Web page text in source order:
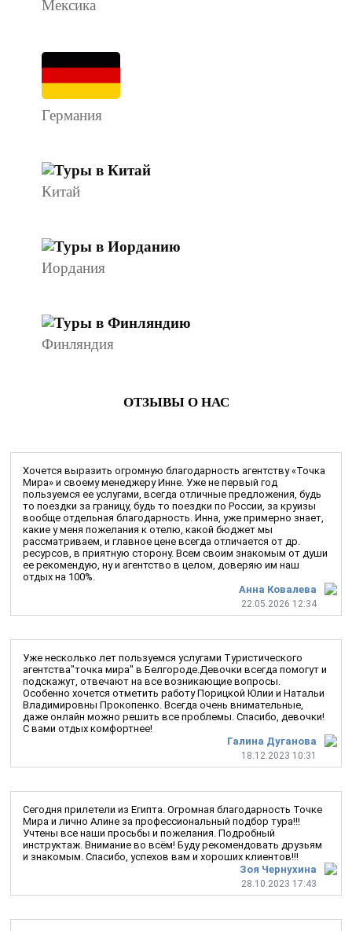
Мексика
Германия
Китай
Иордания
Финляндия
ОТЗЫВЫ О НАС
Анна Ковалева
22.05.2026 12:34
Хочется выразить огромную благодарность агентству «Точка
Мира» и своему менеджеру Инне. Уже не первый год
пользуемся ее услугами, всегда отличные предложения, будь
то поездки за границу, будь то поездки по России, за круизы
вообще отдельная благодарность. Инна, уже примерно знает,
какие у меня пожелания к отелю, какой бюджет мы
рассматриваем, и главное цене всегда отличается от др.
ресурсов, в приятную сторону. Всем своим знакомым от души
ее рекомендую, ну и агентство в целом, доверяю им наш
отдых на 100%.
Галина Дуганова
18.12.2023 10:31
Уже несколько лет пользуемся услугами Туристического
агентства"точка мира" в Белгороде.Девочки всегда помогут и
подскажут, отвечают на все возникающие вопросы.
Особенно хочется отметить работу Порицкой Юлии и Натальи
Владимировны Прокопенко. Всегда очень внимательные,
даже онлайн можно решить все проблемы. Спасибо, девочки!
С вами отдых комфортнее!
Зоя Чернухина
28.10.2023 17:43
Сегодня прилетели из Египта. Огромная благодарность Точке
Мира и лично Алине за профессиональный подбор тура!!!
Учтены все наши просьбы и пожелания. Подробный
инструктаж. Внимание во всём! Буду рекомендовать друзьям
и знакомым. Спасибо, успехов вам и хороших клиентов!!!